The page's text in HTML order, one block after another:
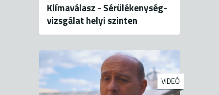
Klímaválasz - Sérülékenység-
vizsgálat helyi szinten
VIDEÓ